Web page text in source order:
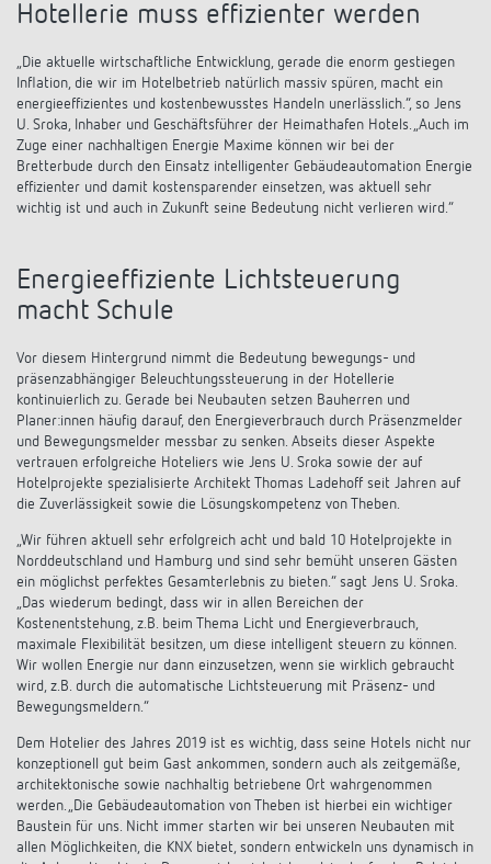
Hotellerie muss effizienter werden
„Die aktuelle wirtschaftliche Entwicklung, gerade die enorm gestiegen
Inflation, die wir im Hotelbetrieb natürlich massiv spüren, macht ein
energieeffizientes und kostenbewusstes Handeln unerlässlich.“, so Jens
U. Sroka, Inhaber und Geschäftsführer der Heimathafen Hotels. „Auch im
Zuge einer nachhaltigen Energie Maxime können wir bei der
Bretterbude durch den Einsatz intelligenter Gebäudeautomation Energie
effizienter und damit kostensparender einsetzen, was aktuell sehr
wichtig ist und auch in Zukunft seine Bedeutung nicht verlieren wird.“
Energieeffiziente Lichtsteuerung
macht Schule
Vor diesem Hintergrund nimmt die Bedeutung bewegungs- und
präsenzabhängiger Beleuchtungssteuerung in der Hotellerie
kontinuierlich zu. Gerade bei Neubauten setzen Bauherren und
Planer:innen häufig darauf, den Energieverbrauch durch Präsenzmelder
und Bewegungsmelder messbar zu senken. Abseits dieser Aspekte
vertrauen erfolgreiche Hoteliers wie Jens U. Sroka sowie der auf
Hotelprojekte spezialisierte Architekt Thomas Ladehoff seit Jahren auf
die Zuverlässigkeit sowie die Lösungskompetenz von Theben.
„Wir führen aktuell sehr erfolgreich acht und bald 10 Hotelprojekte in
Norddeutschland und Hamburg und sind sehr bemüht unseren Gästen
ein möglichst perfektes Gesamterlebnis zu bieten.“ sagt Jens U. Sroka.
„Das wiederum bedingt, dass wir in allen Bereichen der
Kostenentstehung, z.B. beim Thema Licht und Energieverbrauch,
maximale Flexibilität besitzen, um diese intelligent steuern zu können.
Wir wollen Energie nur dann einzusetzen, wenn sie wirklich gebraucht
wird, z.B. durch die automatische Lichtsteuerung mit Präsenz- und
Bewegungsmeldern.“
Dem Hotelier des Jahres 2019 ist es wichtig, dass seine Hotels nicht nur
konzeptionell gut beim Gast ankommen, sondern auch als zeitgemäße,
architektonische sowie nachhaltig betriebene Ort wahrgenommen
werden. „Die Gebäudeautomation von Theben ist hierbei ein wichtiger
Baustein für uns. Nicht immer starten wir bei unseren Neubauten mit
allen Möglichkeiten, die KNX bietet, sondern entwickeln uns dynamisch in